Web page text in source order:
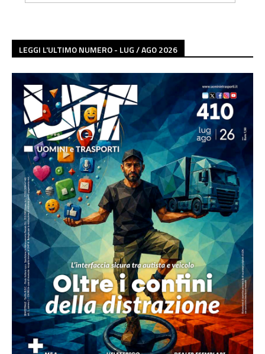
LEGGI L'ULTIMO NUMERO - LUG / AGO 2026